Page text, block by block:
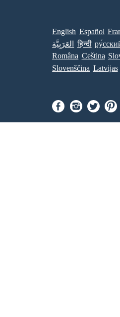
English Español
العَرَبِيَّة
हिन्दी
Româna Ceština
Slovenščina Latvijas